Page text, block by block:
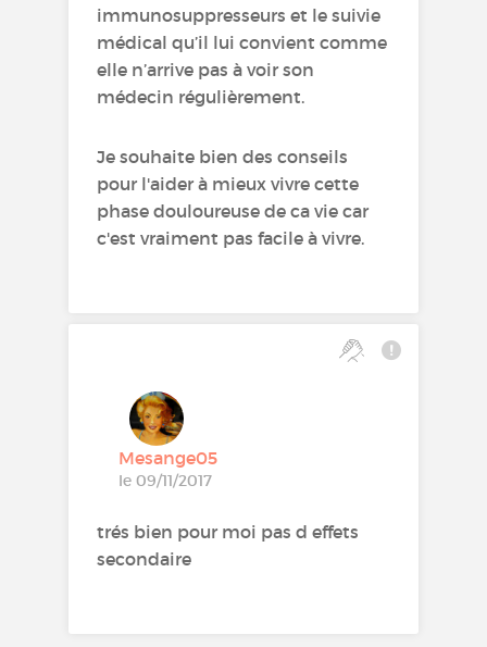
immunosuppresseurs et le suivie
médical qu’il lui convient comme
elle n’arrive pas à voir son
médecin régulièrement.
Je souhaite bien des conseils
pour l'aider à mieux vivre cette
phase douloureuse de ca vie car
c'est vraiment pas facile à vivre.
Mesange05
le 09/11/2017
trés bien pour moi pas d effets
secondaire